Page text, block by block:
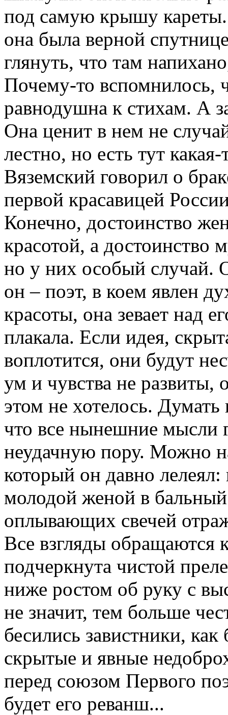
под самую крышу
она была верной
глянуть, что там
Почему-то вспомнилось,
равнодушна к стихам. А
Она ценит в нем не
лестно, но есть тут
Вяземский говорил о
первой красавицей
Конечно, достоинство
красотой, а
но у них особый случай.
он – поэт, в коем явлен
красоты, она зевает над
плакала. Если идея,
воплотится, они будут
ум и чувства не развиты,
этом не хотелось.
что все нынешние мысли
неудачную пору. Можно
который он давно
молодой женой в
оплывающих свечей
Все взгляды обращаются
подчеркнута чистой
ниже ростом об руку с
не значит, тем больше
бесились завистники,
скрытые и явные
перед союзом Первого
будет его реванш...